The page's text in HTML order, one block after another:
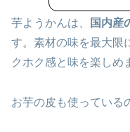
芋ようかんは、 国内産
す。素材の味を最大限
クホク感と味を楽しめ
お芋の皮も使っている